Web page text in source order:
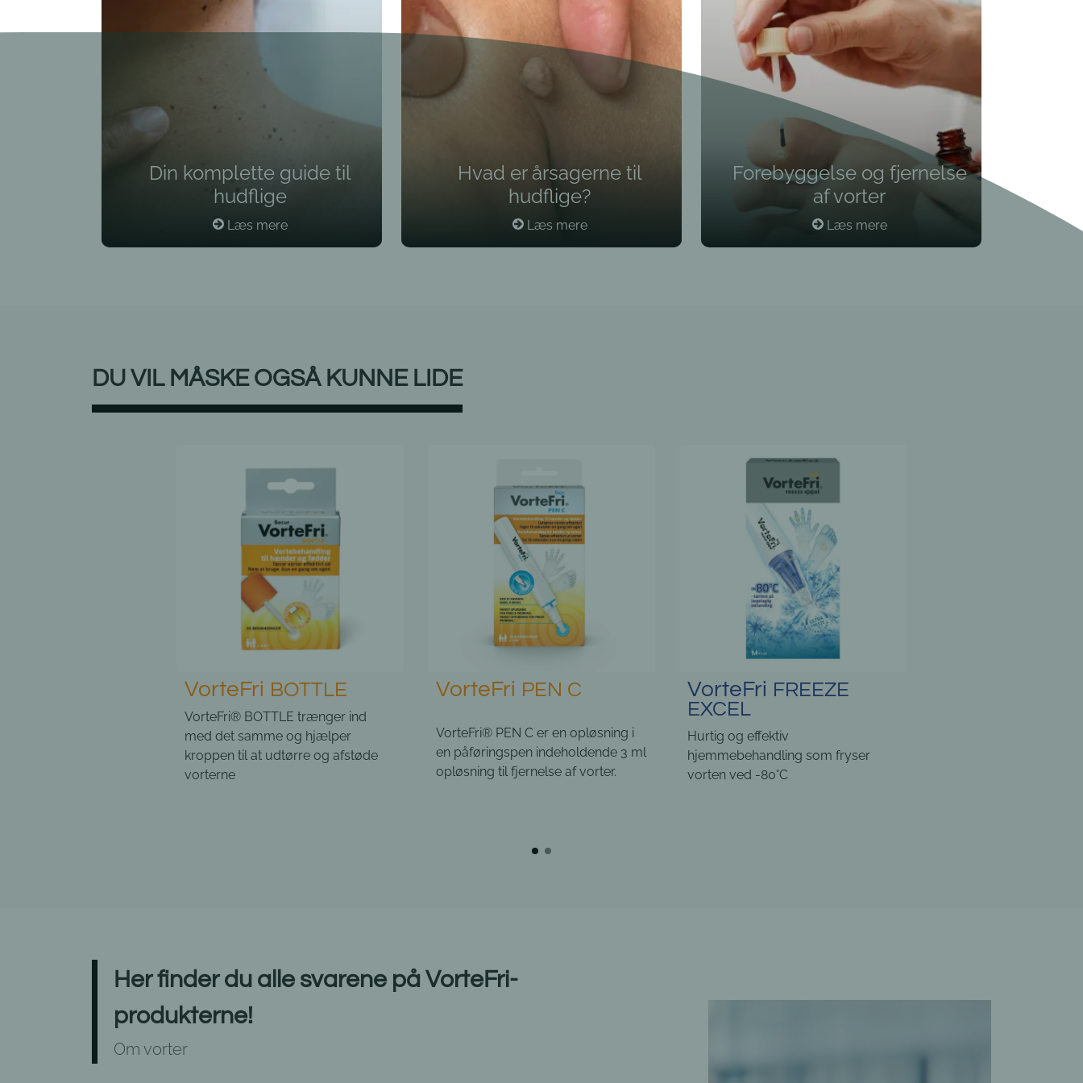
Din komplette guide til
hudflige
Læs mere
Hvad er årsagerne til
hudflige?
Læs mere
Forebyggelse og fjernelse
af vorter
Læs mere
DU VIL MÅSKE OGSÅ KUNNE LIDE
VorteFri PEN C
VorteFri® PEN C er en opløsning i
en påføringspen indeholdende 3 ml
opløsning til fjernelse af vorter.
VorteFri FREEZE
Hurtig og effektiv
hjemmebehandling som fryser
vorten ved -80°C
VorteFri DUO POWER
2-i-1: frysepen -25 grader C og
gelsyrepen. Effektiv 5-dages
behandling.
Her finder du alle svarene på VorteFri-
produkterne!
Om vorter